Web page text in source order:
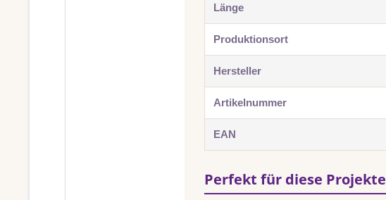
Länge
Produktionsort
Hersteller
Artikelnummer
EAN
Perfekt für diese Projekte